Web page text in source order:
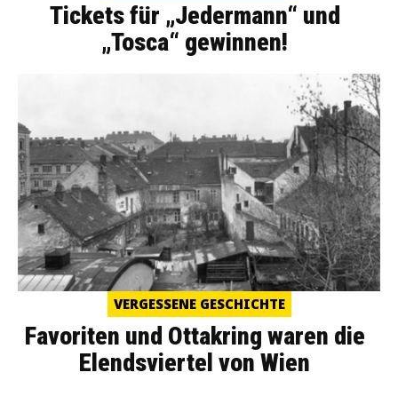
Tickets für „Jedermann“ und
„Tosca“ gewinnen!
VERGESSENE GESCHICHTE
Favoriten und Ottakring waren die
Elendsviertel von Wien